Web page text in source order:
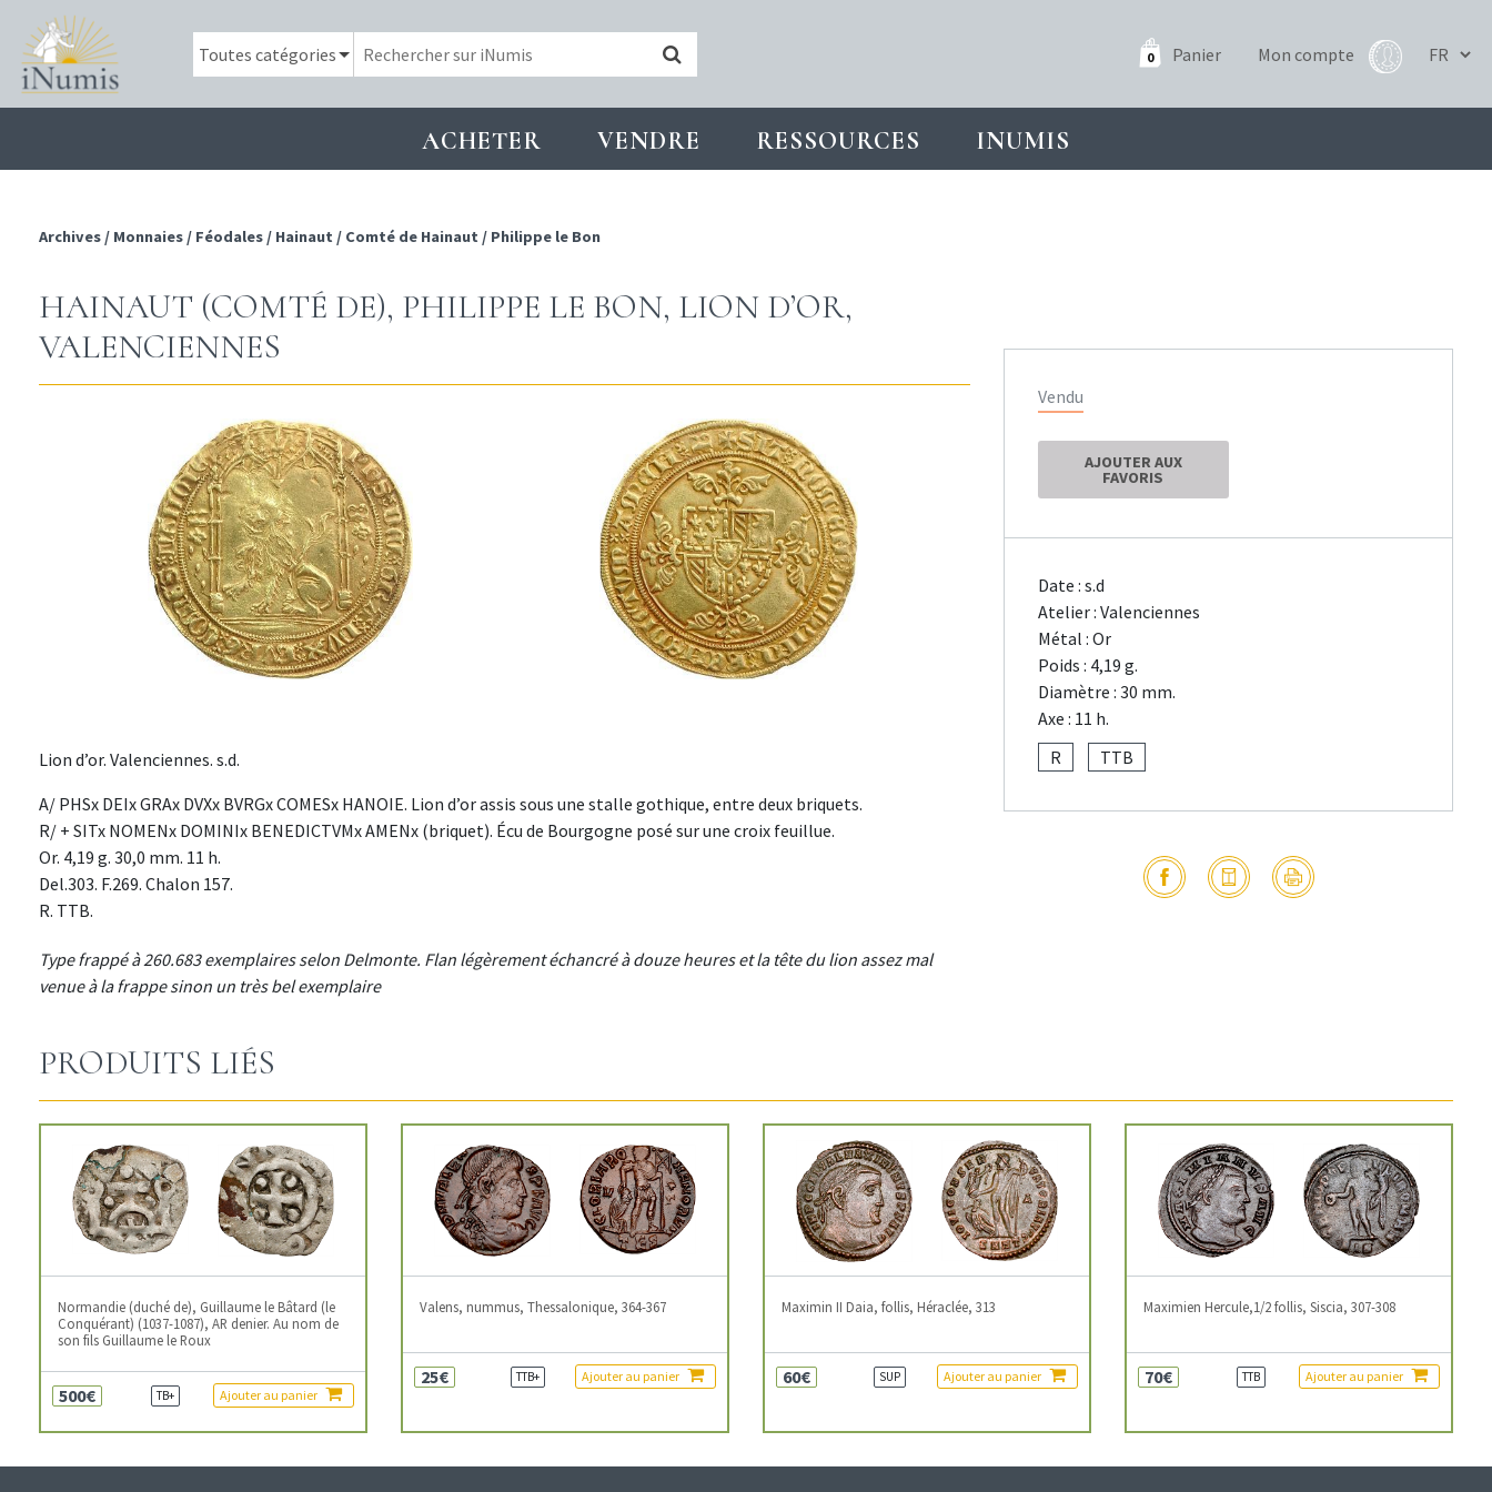
0 Panier Mon compte
ACHETER VENDRE RESSOURCES INUMIS
Archives / Monnaies / Féodales / Hainaut / Comté de Hainaut / Philippe le Bon
HAINAUT (COMTÉ DE), PHILIPPE LE BON, LION D’OR,
VALENCIENNES
Lion d’or. Valenciennes. s.d.
A/ PHSx DEIx GRAx DVXx BVRGx COMESx HANOIE. Lion d’or assis sous une stalle gothique, entre deux briquets.
R/ + SITx NOMENx DOMINIx BENEDICTVMx AMENx (briquet). Écu de Bourgogne posé sur une croix feuillue.
Or. 4,19 g. 30,0 mm. 11 h.
Del.303. F.269. Chalon 157.
R. TTB.
Type frappé à 260.683 exemplaires selon Delmonte. Flan légèrement échancré à douze heures et la tête du lion assez mal
venue à la frappe sinon un très bel exemplaire
Vendu
AJOUTER AUX
FAVORIS
Date : s.d
Atelier : Valenciennes
Métal : Or
Poids : 4,19 g.
Diamètre : 30 mm.
Axe : 11 h.
R
TTB
PRODUITS LIÉS
Normandie (duché de), Guillaume le Bâtard (le
Conquérant) (1037-1087), AR denier. Au nom de
son fils Guillaume le Roux
500€ TB+ Ajouter au panier
Valens, nummus, Thessalonique, 364-367
25€ TTB+ Ajouter au panier
Maximin II Daia, follis, Héraclée, 313
60€ SUP Ajouter au panier
Maximien Hercule,1/2 follis, Siscia, 307-308
70€ TTB Ajouter au panier